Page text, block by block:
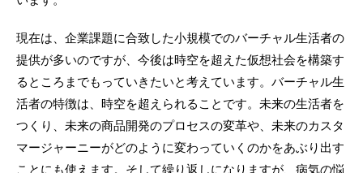
現在は、企業課題に合致した小規模でのバーチャル生活者の
提供が多いのですが、今後は時空を超えた仮想社会を構築す
るところまでもっていきたいと考えています。バーチャル生
活者の特徴は、時空を超えられることです。未来の生活者を
つくり、未来の商品開発のプロセスの変革や、未来のカスタ
マージャーニーがどのように変わっていくのかをあぶり出す
ことにも使えます。そして繰り返しになりますが、病気の悩